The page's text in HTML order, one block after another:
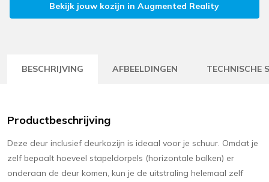
Bekijk jouw kozijn in Augmented Reality
BESCHRIJVING AFBEELDINGEN TECHNISCHE
Productbeschrijving
Deze deur inclusief deurkozijn is ideaal voor je schuur. Omdat je
zelf bepaalt hoeveel stapeldorpels (horizontale balken) er
onderaan de deur komen, kun je de uitstraling helemaal zelf